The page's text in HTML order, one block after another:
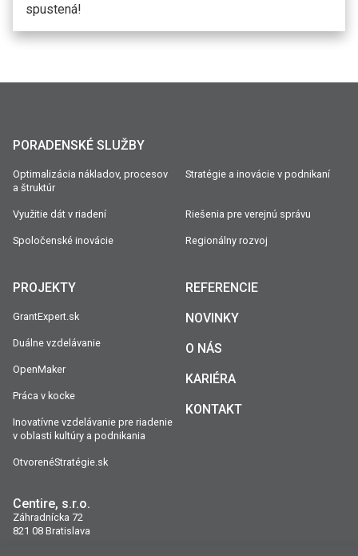
spustená!
PORADENSKÉ SLUŽBY
Optimalizácia nákladov, procesov
a štruktúr
Stratégie a inovácie v podnikaní
Využitie dát v riadení Riešenia pre verejnú správu
Spoločenské inovácie Regionálny rozvoj
PROJEKTY
GrantExpert.sk
Duálne vzdelávanie
OpenMaker
Práca v kocke
Inovatívne vzdelávanie pre riadenie
v oblasti kultúry a podnikania
OtvorenéStratégie.sk
REFERENCIE
NOVINKY
O NÁS
KARIÉRA
KONTAKT
Centire, s.r.o.
Záhradnícka 72
821 08 Bratislava